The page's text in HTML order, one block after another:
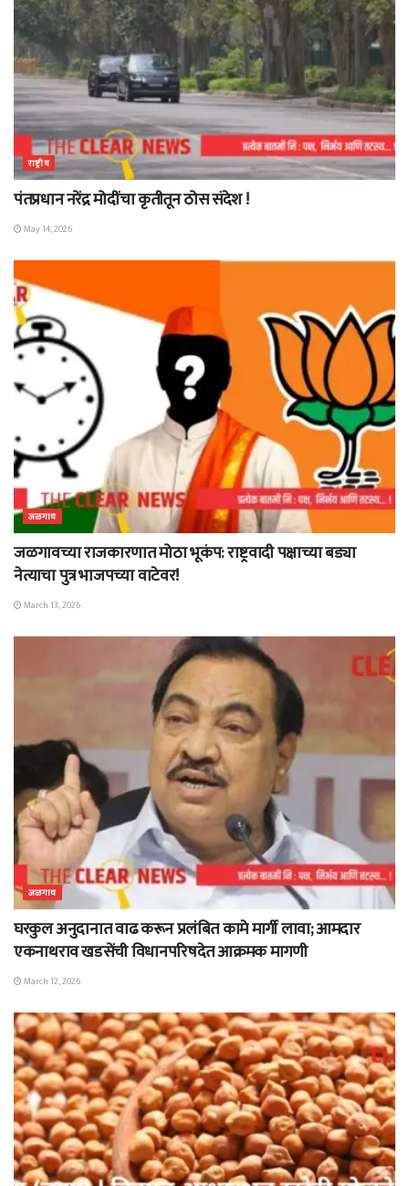
राष्ट्रीय
पंतप्रधान नरेंद्र मोदींचा कृतीतून ठोस संदेश !
May 14, 2026
जळगाव
जळगावच्या राजकारणात मोठा भूकंप: राष्ट्रवादी पक्षाच्या बड्या
नेत्याचा पुत्र भाजपच्या वाटेवर!
March 13, 2026
जळगाव
घरकुल अनुदानात वाढ करून प्रलंबित कामे मार्गी लावा; आमदार
एकनाथराव खडसेंची विधानपरिषदेत आक्रमक मागणी
March 12, 2026